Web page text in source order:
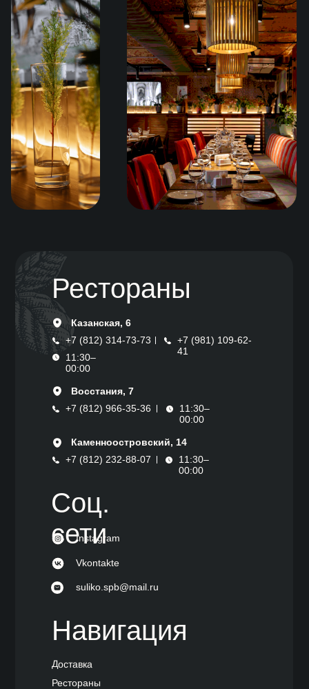
Рестораны
Казанская, 6
+7 (812) 314-73-73
+7 (981) 109-62-
41
11:30–
00:00
Восстания, 7
+7 (812) 966-35-36
11:30–
00:00
Каменноостровский, 14
+7 (812) 232-88-07
11:30–
00:00
Навигация
Доставка
Рестораны
Соц.
сети
Instagram
Vkontakte
suliko.spb@mail.ru